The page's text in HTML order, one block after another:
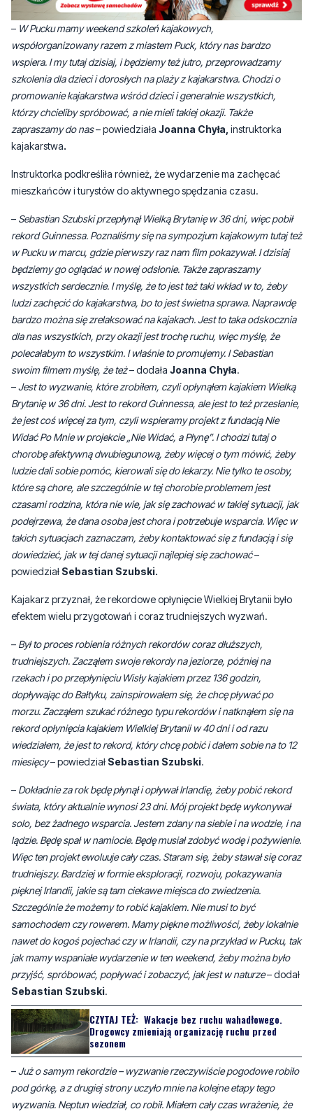
– W Pucku mamy weekend szkoleń kajakowych,
współorganizowany razem z miastem Puck, który nas bardzo
wspiera. I my tutaj dzisiaj, i będziemy też jutro, przeprowadzamy
szkolenia dla dzieci i dorosłych na plaży z kajakarstwa. Chodzi o
promowanie kajakarstwa wśród dzieci i generalnie wszystkich,
którzy chcieliby spróbować, a nie mieli takiej okazji. Także
zapraszamy do nas– powiedziała Joanna Chyła, instruktorka
kajakarstwa.
Instruktorka podkreśliła również, że wydarzenie ma zachęcać
mieszkańców i turystów do aktywnego spędzania czasu.
– Sebastian Szubski przepłynął Wielką Brytanię w 36 dni, więc pobił
rekord Guinnessa. Poznaliśmy się na sympozjum kajakowym tutaj też
w Pucku w marcu, gdzie pierwszy raz nam film pokazywał. I dzisiaj
będziemy go oglądać w nowej odsłonie. Także zapraszamy
wszystkich serdecznie. I myślę, że to jest też taki wkład w to, żeby
ludzi zachęcić do kajakarstwa, bo to jest świetna sprawa. Naprawdę
bardzo można się zrelaksować na kajakach. Jest to taka odskocznia
dla nas wszystkich, przy okazji jest trochę ruchu, więc myślę, że
polecałabym to wszystkim. I właśnie to promujemy. I Sebastian
swoim filmem myślę, że też– dodała Joanna Chyła.
–Jest to wyzwanie, które zrobiłem, czyli opłynąłem kajakiem Wielką
Brytanię w 36 dni. Jest to rekord Guinnessa, ale jest to też przesłanie,
że jest coś więcej za tym, czyli wspieramy projekt z fundacją Nie
Widać Po Mnie w projekcie „Nie Widać, a Płynę”. I chodzi tutaj o
chorobę afektywną dwubiegunową, żeby więcej o tym mówić, żeby
ludzie dali sobie pomóc, kierowali się do lekarzy. Nie tylko te osoby,
które są chore, ale szczególnie w tej chorobie problemem jest
czasami rodzina, która nie wie, jak się zachować w takiej sytuacji, jak
podejrzewa, że dana osoba jest chora i potrzebuje wsparcia. Więc w
takich sytuacjach zaznaczam, żeby kontaktować się z fundacją i się
dowiedzieć, jak w tej danej sytuacji najlepiej się zachować–
powiedział Sebastian Szubski.
Kajakarz przyznał, że rekordowe opłynięcie Wielkiej Brytanii było
efektem wielu przygotowań i coraz trudniejszych wyzwań.
– Był to proces robienia różnych rekordów coraz dłuższych,
trudniejszych. Zacząłem swoje rekordy na jeziorze, później na
rzekach i po przepłynięciu Wisły kajakiem przez 136 godzin,
dopływając do Bałtyku, zainspirowałem się, że chcę pływać po
morzu. Zacząłem szukać różnego typu rekordów i natknąłem się na
rekord opłynięcia kajakiem Wielkiej Brytanii w 40 dni i od razu
wiedziałem, że jest to rekord, który chcę pobić i dałem sobie na to 12
miesięcy– powiedział Sebastian Szubski.
– Dokładnie za rok będę płynął i opływał Irlandię, żeby pobić rekord
świata, który aktualnie wynosi 23 dni. Mój projekt będę wykonywał
solo, bez żadnego wsparcia. Jestem zdany na siebie i na wodzie, i na
lądzie. Będę spał w namiocie. Będę musiał zdobyć wodę i pożywienie.
Więc ten projekt ewoluuje cały czas. Staram się, żeby stawał się coraz
trudniejszy. Bardziej w formie eksploracji, rozwoju, pokazywania
pięknej Irlandii, jakie są tam ciekawe miejsca do zwiedzenia.
Szczególnie że możemy to robić kajakiem. Nie musi to być
samochodem czy rowerem. Mamy piękne możliwości, żeby lokalnie
nawet do kogoś pojechać czy w Irlandii, czy na przykład w Pucku, tak
jak mamy wspaniałe wydarzenie w ten weekend, żeby można było
przyjść, spróbować, popływać i zobaczyć, jak jest w naturze– dodał
Sebastian Szubski.
CZYTAJ TEŻ: Wakacje bez ruchu wahadłowego.
Drogowcy zmieniają organizację ruchu przed
sezonem
–Już o samym rekordzie – wyzwanie rzeczywiście pogodowe robiło
pod górkę, a z drugiej strony uczyło mnie na kolejne etapy tego
wyzwania. Neptun wiedział, co robił. Miałem cały czas wrażenie, że